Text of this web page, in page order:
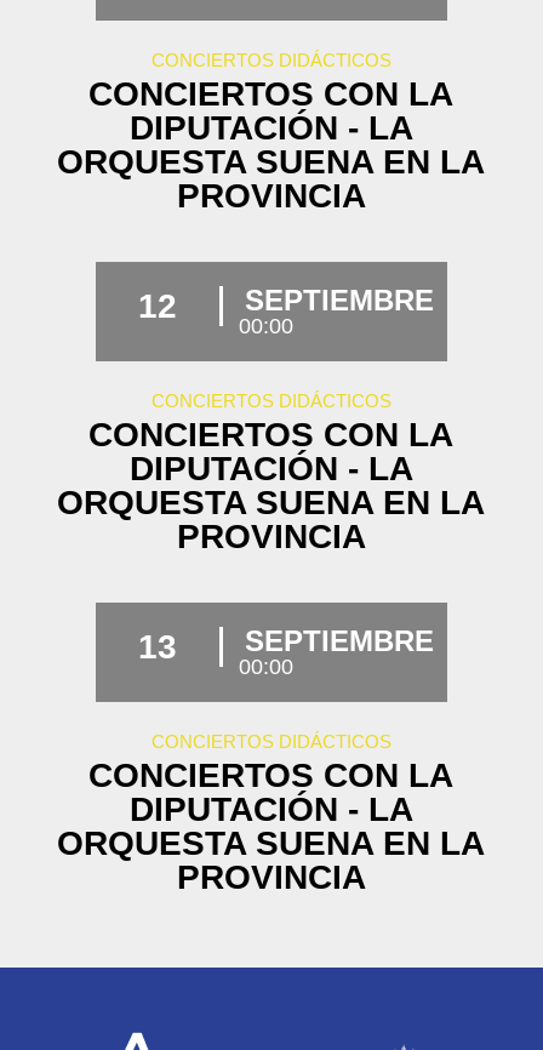
CONCIERTOS DIDÁCTICOS
CONCIERTOS CON LA
DIPUTACIÓN - LA
ORQUESTA SUENA EN LA
PROVINCIA
12 SEPTIEMBRE
00:00
CONCIERTOS DIDÁCTICOS
CONCIERTOS CON LA
DIPUTACIÓN - LA
ORQUESTA SUENA EN LA
PROVINCIA
13 SEPTIEMBRE
00:00
CONCIERTOS DIDÁCTICOS
CONCIERTOS CON LA
DIPUTACIÓN - LA
ORQUESTA SUENA EN LA
PROVINCIA